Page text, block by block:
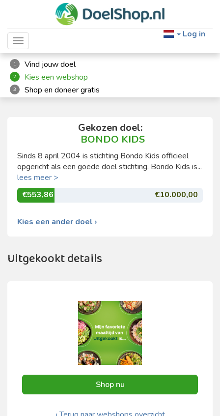
Toggle navigation
Log in
1 Vind jouw doel
2 Kies een webshop
3 Shop en doneer gratis
Gekozen doel:
BONDO KIDS
Sinds 8 april 2004 is stichting Bondo Kids officieel
opgericht als een goede doel stichting. Bondo Kids is...
lees meer >
€553,86
€10.000,00
Kies een ander doel ›
Uitgekookt details
Shop nu